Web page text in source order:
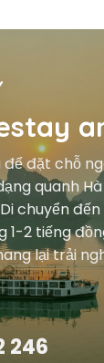
để đặt chỗ
quanh
chuyển
1-2 tiếng
lại trải
246